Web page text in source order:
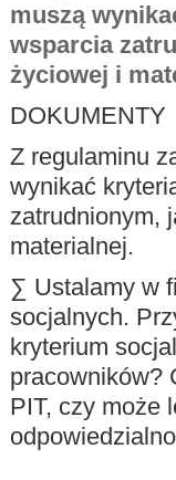
muszą
wsparcia
życiowej i
DOKUMENTY
Z regulaminu
wynikać
zatrudnionym,
materialnej.
∑ Ustalamy w
socjalnych.
kryterium
pracowników?
PIT, czy może